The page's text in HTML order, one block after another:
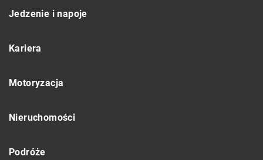
Jedzenie i napoje
Kariera
Motoryzacja
Nieruchomości
Podróże